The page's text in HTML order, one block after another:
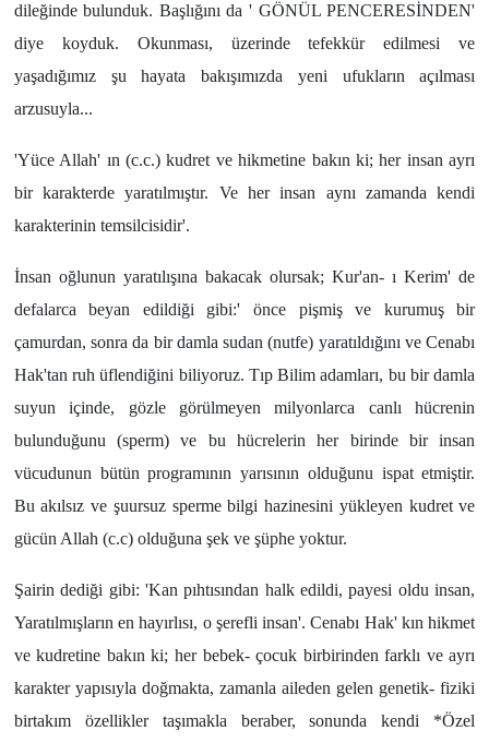
dileğinde bulunduk. Başlığını da ' GÖNÜL PENCERESİNDEN'
diye koyduk. Okunması, üzerinde tefekkür edilmesi ve
yaşadığımız şu hayata bakışımızda yeni ufukların açılması
arzusuyla...
'Yüce Allah' ın (c.c.) kudret ve hikmetine bakın ki; her insan ayrı
bir karakterde yaratılmıştır. Ve her insan aynı zamanda kendi
karakterinin temsilcisidir'.
İnsan oğlunun yaratılışına bakacak olursak; Kur'an- ı Kerim' de
defalarca beyan edildiği gibi:' önce pişmiş ve kurumuş bir
çamurdan, sonra da bir damla sudan (nutfe) yaratıldığını ve Cenabı
Hak'tan ruh üflendiğini biliyoruz. Tıp Bilim adamları, bu bir damla
suyun içinde, gözle görülmeyen milyonlarca canlı hücrenin
bulunduğunu (sperm) ve bu hücrelerin her birinde bir insan
vücudunun bütün programının yarısının olduğunu ispat etmiştir.
Bu akılsız ve şuursuz sperme bilgi hazinesini yükleyen kudret ve
gücün Allah (c.c) olduğuna şek ve şüphe yoktur.
Şairin dediği gibi: 'Kan pıhtısından halk edildi, payesi oldu insan,
Yaratılmışların en hayırlısı, o şerefli insan'. Cenabı Hak' kın hikmet
ve kudretine bakın ki; her bebek- çocuk birbirinden farklı ve ayrı
karakter yapısıyla doğmakta, zamanla aileden gelen genetik- fiziki
birtakım özellikler taşımakla beraber, sonunda kendi *Özel